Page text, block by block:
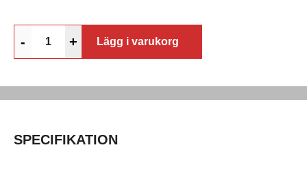
- + Lägg i varukorg
SPECIFIKATION